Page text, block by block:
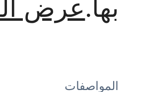
بها.عرض
المواصفات